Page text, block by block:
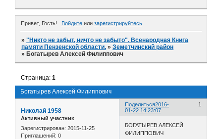
Привет, Гость! Войдитеили зарегистрируйтесь.
»"Никто не забыт, ничто не забыто". Всенародная Книга
памяти Пензенской области. »Земетчинский район
» Богатырев Алексей Филиппович
Богатырев Алексей Филиппович
Страница:1
Поделиться 1
2016-
01-22 14:23:07
Николай 1958
Активный участник
Зарегистрирован: 2015-11-25
Приглашений: 0
БОГАТЫРЕВ АЛЕКСЕЙ
ФИЛИППОВИЧ